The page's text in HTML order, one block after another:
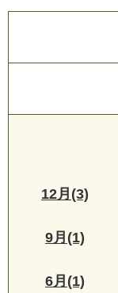
12月(3)
9月(1)
6月(1)